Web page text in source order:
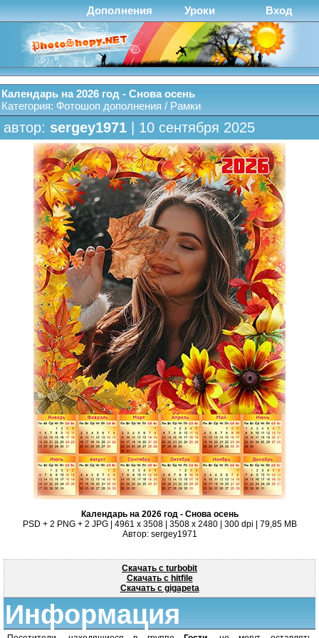
Дополнения Уроки Вход
Календарь на 2026 год - Снова осень
Категория: Фотошоп дополнения / Рамки
автор: sergey1971 | 10 сентября 2025
Календарь на 2026 год - Снова осень
PSD + 2 PNG + 2 JPG | 4961 x 3508 | 3508 x 2480 | 300 dpi | 79,85 MB
Автор: sergey1971
Скачать с turbobit
Скачать с hitfile
Скачать с gigapeta
Информация